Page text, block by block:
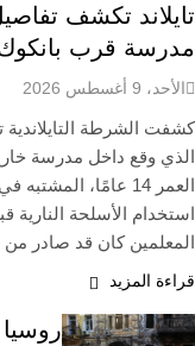
تايلاند تكشف
مدرسة قرب
الأحد، 9 أغسطس 2026
كشفت الشرطة
الذي وقع داخل مدرسة
العمر 14 عامًا،
استخدام الأسلحة
المعلمين كان قد صادر من
قراءة المزيد